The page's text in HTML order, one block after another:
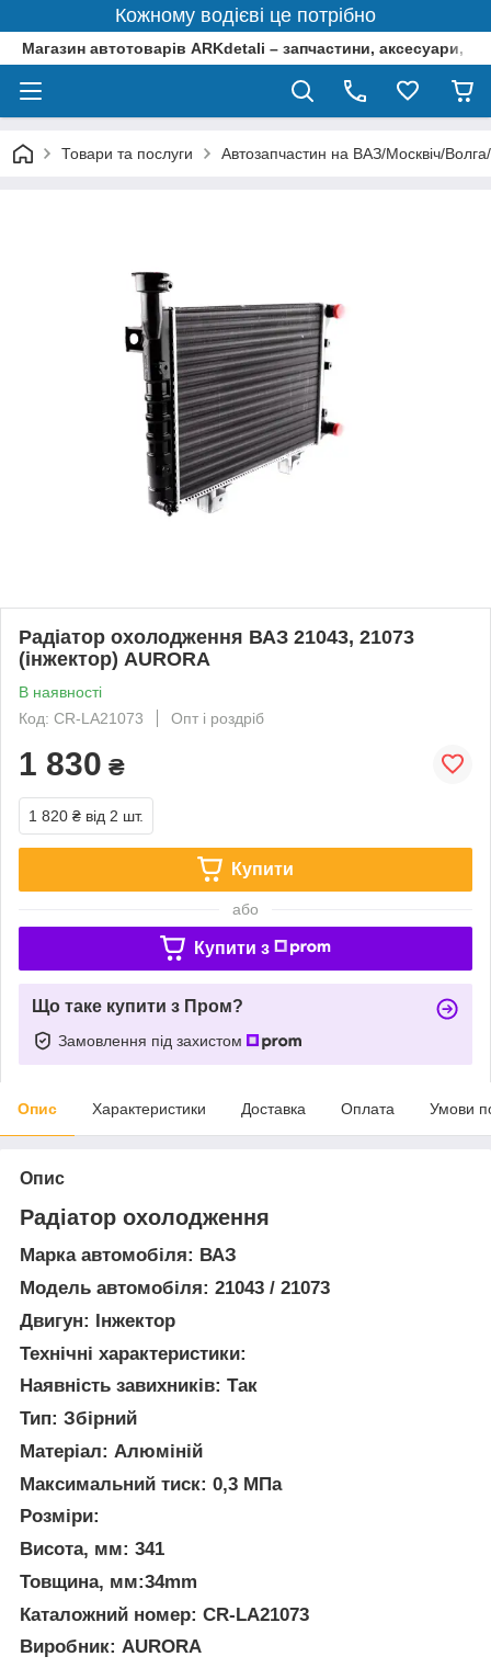
Кожному водієві це потрібно
Магазин автотоварів ARKdetali – запчастини, аксесуари,
Товари та послуги Автозапчастин на ВАЗ/Москвіч/
Радіатор охолодження ВАЗ 21043, 21073
(інжектор) AURORA
В наявності
Код: CR-LA21073
Опт і роздріб
1 830 ₴
1 820 ₴ від 2 шт.
Купити
або
Купити з
Що таке купити з Пром?
Замовлення під захистом
Опис Характеристики Доставка Оплата Умови
Опис
Радіатор охолодження
Марка автомобіля: ВАЗ
Модель автомобіля: 21043 / 21073
Двигун: Інжектор
Технічні характеристики:
Наявність завихників: Так
Тип: Збірний
Матеріал: Алюміній
Максимальний тиск: 0,3 МПа
Розміри:
Висота, мм: 341
Товщина, мм:34mm
Каталожний номер: CR-LA21073
Виробник: AURORA